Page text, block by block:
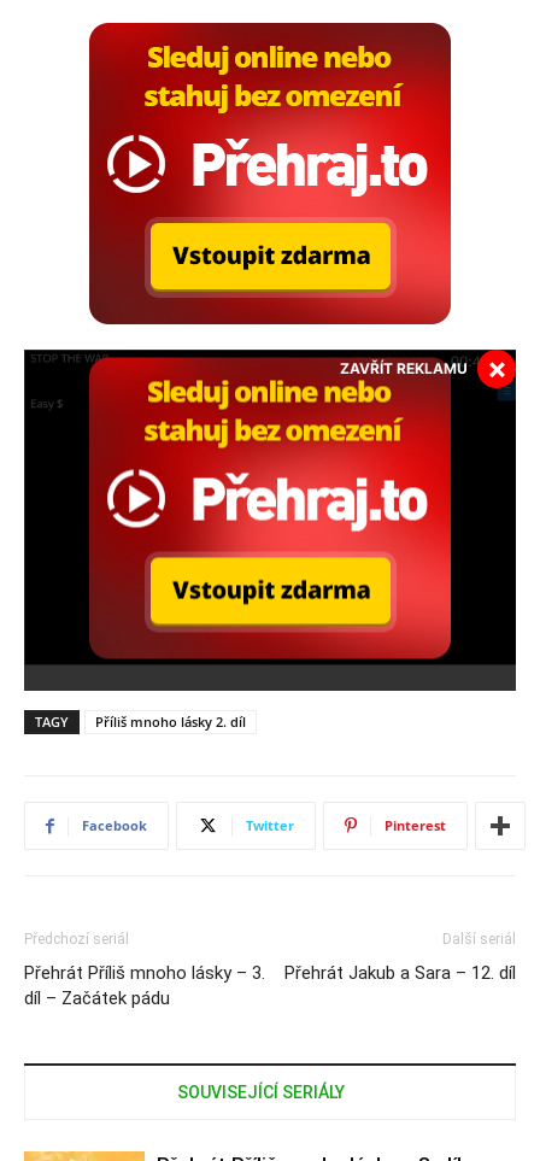
ZAVŘÍT REKLAMU ×
TAGY Příliš mnoho lásky 2. díl
Facebook Twitter Pinterest
Předchozí seriál
Přehrát Příliš mnoho lásky – 3.
díl – Začátek pádu
Další seriál
Přehrát Jakub a Sara – 12. díl
SOUVISEJÍCÍ SERIÁLY